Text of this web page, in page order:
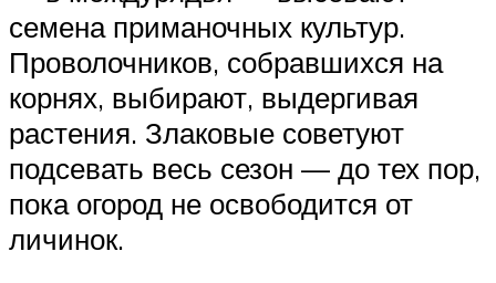
семена приманочных культур.
Проволочников, собравшихся на
корнях, выбирают, выдергивая
растения. Злаковые советуют
подсевать весь сезон — до тех пор,
пока огород не освободится от
личинок.